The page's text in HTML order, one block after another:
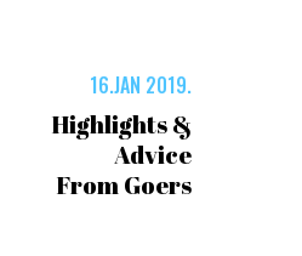
16.JAN 2019.
Highlights &
Advice
From Goers